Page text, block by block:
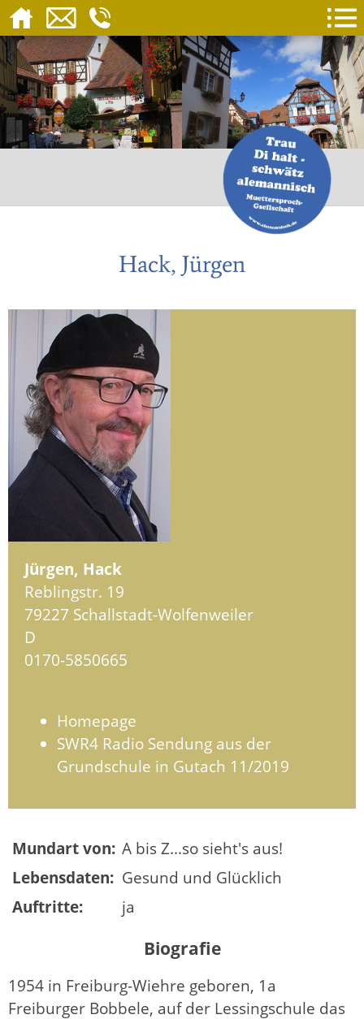
Hack, Jürgen
Jürgen, Hack
Reblingstr. 19
79227 Schallstadt-Wolfenweiler
D
0170-5850665
Homepage
SWR4 Radio Sendung aus der
Grundschule in Gutach 11/2019
Mundart von: A bis Z...so sieht's aus!
Lebensdaten: Gesund und Glücklich
Auftritte:
ja
Biografie
1954 in Freiburg-Wiehre geboren, 1a
Freiburger Bobbele, auf der Lessingschule das